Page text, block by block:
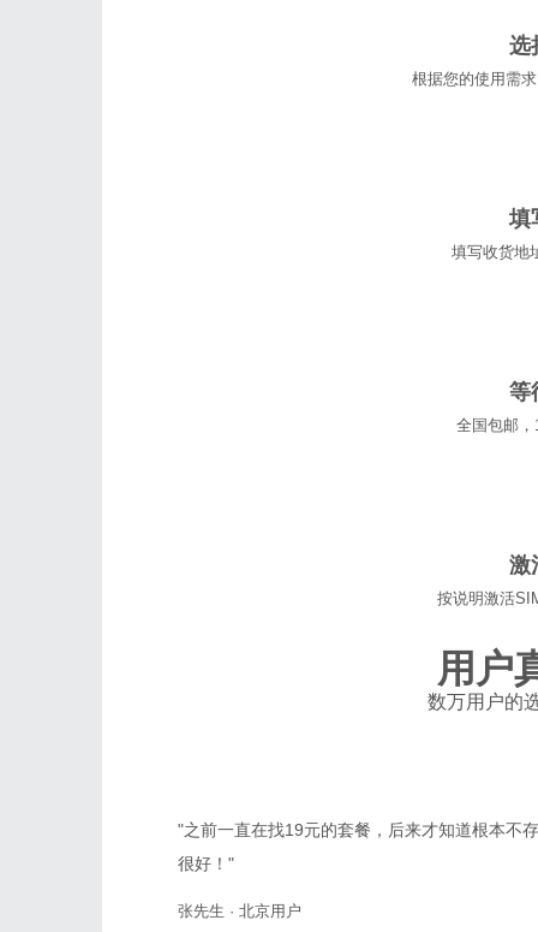
选
根据您的使用需
填
填写收货地
等
全国包邮
激
按说明激活
用户
数万用户的
"之前一直在找19元的套餐，后来才知道根本不
很好！"
张先生 · 北京用户